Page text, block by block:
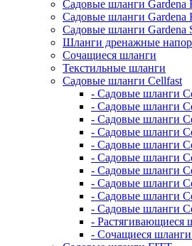
Садовые шланги Gardena
Садовые шланги Gardena
Садовые шланги Gardena
Шланги дренажные
Сочащиеся шланги
Текстильные шланги
Садовые шланги Cellfast
- Садовые шланги
- Садовые шланги
- Садовые шланги
- Садовые шланги
- Садовые шланги
- Садовые шланги
- Садовые шланги
- Садовые шланги
- Садовые шланги
- Садовые шланги
- Растягивающиеся
- Сочащиеся